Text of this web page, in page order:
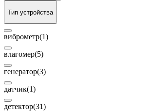
Тип устройства
виброметр(1)
влагомер(5)
генератор(3)
датчик(1)
детектор(31)